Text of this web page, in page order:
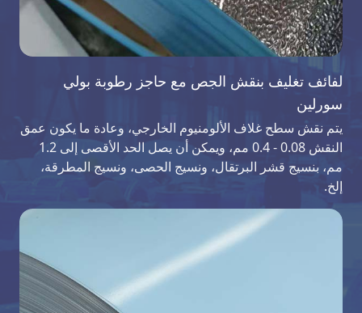
لفائف تغليف بنقش الجص مع حاجز رطوبة بولي
سورلين
يتم نقش سطح غلاف الألومنيوم الخارجي، وعادة ما يكون عمق
النقش 0.08 - 0.4 مم، ويمكن أن يصل الحد الأقصى إلى 1.2
مم، بنسيج قشر البرتقال، ونسيج الحصى، ونسيج المطرقة،
إلخ.